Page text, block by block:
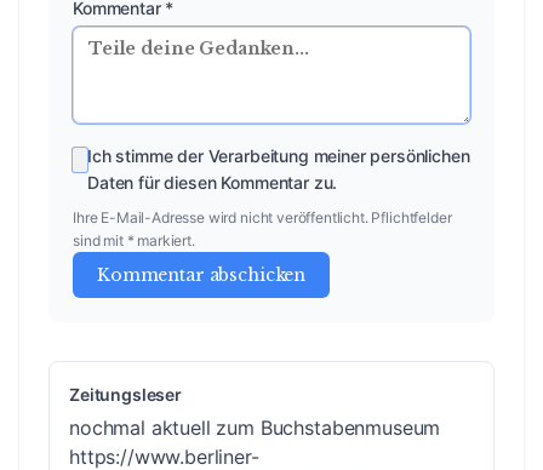
Kommentar *
Ich stimme der Verarbeitung meiner persönlichen
Daten für diesen Kommentar zu.
Ihre E-Mail-Adresse wird nicht veröffentlicht. Pflichtfelder
sind mit * markiert.
Kommentar abschicken
Zeitungsleser
nochmal aktuell zum Buchstabenmuseum
https://www.berliner-